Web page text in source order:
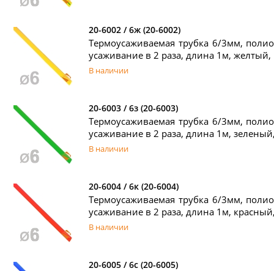
20-6002 / 6ж (20-6002)
Термоусаживаемая трубка 6/3мм,
усаживание в 2 раза, длина 1м, желтый,
В наличии
20-6003 / 6з (20-6003)
Термоусаживаемая трубка 6/3мм,
усаживание в 2 раза, длина 1м,
В наличии
20-6004 / 6к (20-6004)
Термоусаживаемая трубка 6/3мм,
усаживание в 2 раза, длина 1м,
В наличии
20-6005 / 6с (20-6005)